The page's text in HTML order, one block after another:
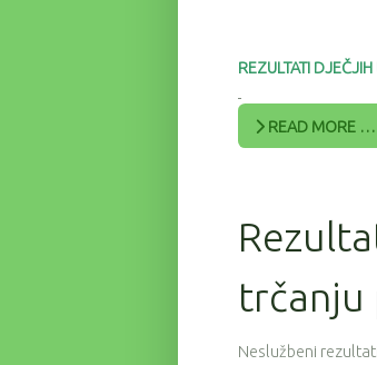
REZULTATI DJEČJIH
READ MORE …
trčanju
Neslužbeni